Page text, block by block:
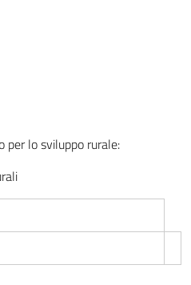
per lo sviluppo rurale: